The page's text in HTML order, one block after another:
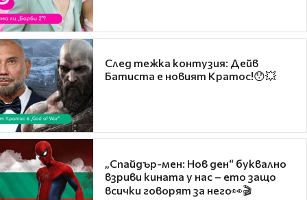
След тежка контузия: Дейв
Батиста е новият Кратос!😯💥
„Спайдър-мен: Нов ден“ буквално
взриви кината у нас – ето защо
всички говорят за него👀🎬